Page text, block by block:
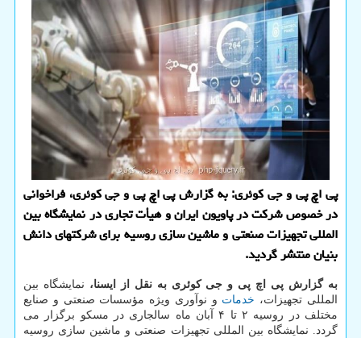
پی اچ پی و جی کوئری: به گزارش پی اچ پی و جی کوئری، فراخوانی
در خصوص شرکت در پاویون ایران و هیأت تجاری در نمایشگاه بین
المللی تجهیزات صنعتی و ماشین سازی روسیه برای شرکتهای دانش
بنیان منتشر گردید.
به گزارش پی اچ پی و جی کوئری به نقل از ایسنا، نمایشگاه بین
المللی تجهیزات، خدمات و نوآوری ویژه مؤسسات صنعتی و صنایع
مختلف در روسیه ۲ تا ۴ آبان ماه سالجاری در مسکو برگزار می
گردد. نمایشگاه بین المللی تجهیزات صنعتی و ماشین سازی روسیه